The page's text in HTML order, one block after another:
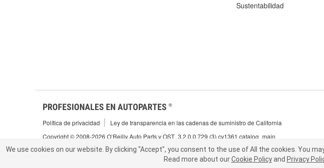
We use cookies on our website. By clicking "Accept", you consent to the use of All the cookies.You
about ourCookie PolicyandPrivacy
Sustentabilidad
PROFESIONALES EN AUTOPARTES ®
Política de privacidad
Ley de transparencia en las cadenas de suministro de California
Copyright © 2008-2026 O’Reilly Auto Parts v OST_3.2.0.0.729 (3) cv1361 catalog_main
We use cookies on our website. By clicking "Accept", you consent to the use of All the cookies. You
Read more about our Cookie Policy and Privacy